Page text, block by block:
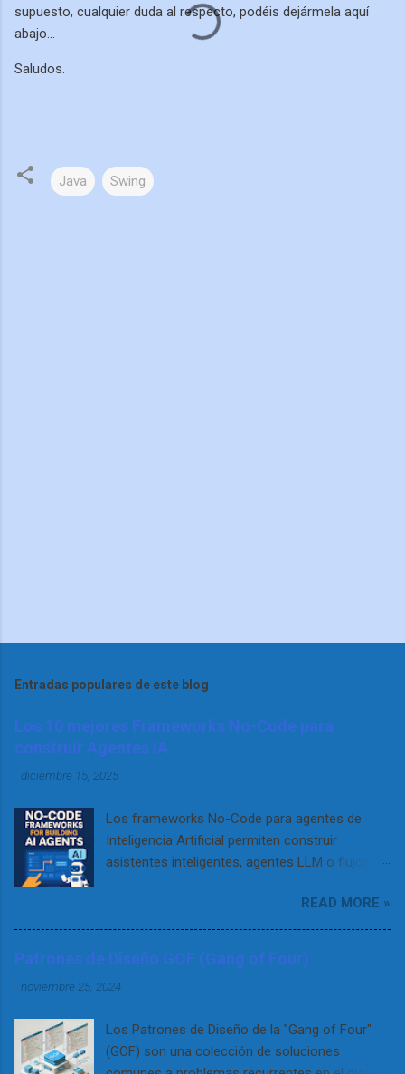
supuesto, cualquier duda al respecto, podéis dejármela aquí
abajo...
Saludos.
Java Swing
Entradas populares de este blog
Los 10 mejores Frameworks No-Code para
construir Agentes IA
- diciembre 15, 2025
Los frameworks No-Code para agentes de
Inteligencia Artificial permiten construir
asistentes inteligentes, agentes LLM o flujos
apoyan en interfaces visuales, configuración
declarativa o flujos tipo drag & drop para que
cualquier desarrollador (no técnico) pueda
diseñar, probar y desplegar agentes que
interactúen con usuarios o datos. Gracias a
simples chatbots hasta sistemas avanzados
que combinan modelos LLM (como GPT-4 o
READ MORE »
Patrones de Diseño GOF (Gang of Four)
- noviembre 25, 2024
Los Patrones de Diseño de la "Gang of Four"
(GOF) son una colección de soluciones